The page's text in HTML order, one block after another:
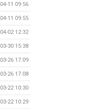
11 09:56
11 09:55
02 12:32
30 15:38
26 17:09
26 17:08
22 10:30
22 10:29